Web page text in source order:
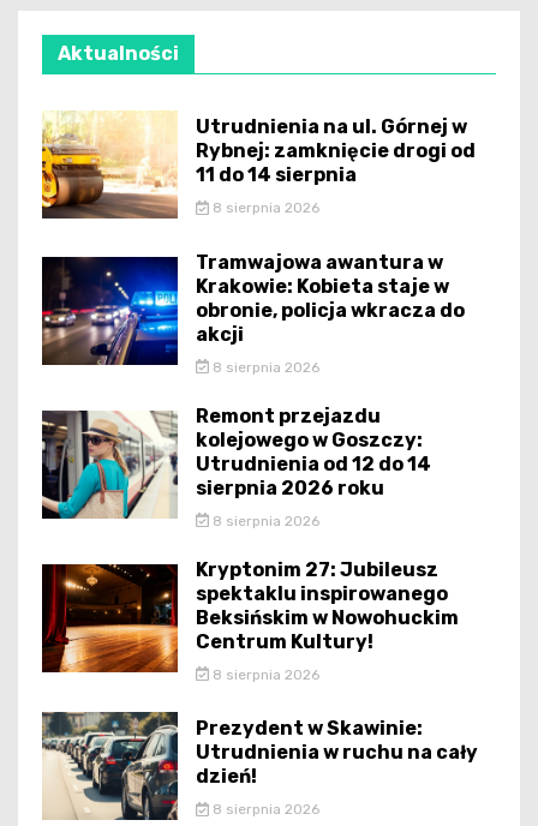
Aktualności
Utrudnienia na ul. Górnej w
Rybnej: zamknięcie drogi od
11 do 14 sierpnia
8 sierpnia 2026
Tramwajowa awantura w
Krakowie: Kobieta staje w
obronie, policja wkracza do
akcji
8 sierpnia 2026
Remont przejazdu
kolejowego w Goszczy:
Utrudnienia od 12 do 14
sierpnia 2026 roku
8 sierpnia 2026
Kryptonim 27: Jubileusz
spektaklu inspirowanego
Beksińskim w Nowohuckim
Centrum Kultury!
8 sierpnia 2026
Prezydent w Skawinie:
Utrudnienia w ruchu na cały
dzień!
8 sierpnia 2026